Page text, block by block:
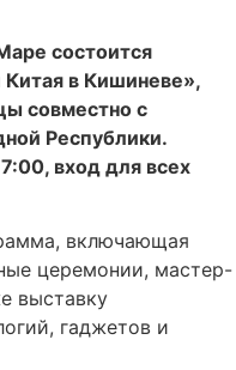
состоится
в Кишиневе»,
совместно с
Республики.
вход для всех
включающая
церемонии, мастер-
выставку
гаджетов и